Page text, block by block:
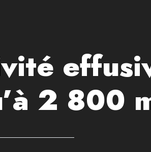
2 800